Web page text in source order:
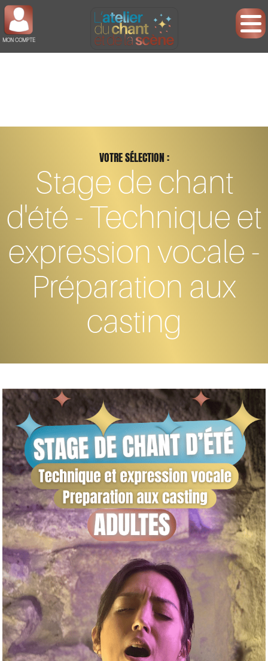
MON COMPTE
VOTRE SÉLECTION :
Stage de chant
d'été - Technique et
expression vocale -
Préparation aux
casting